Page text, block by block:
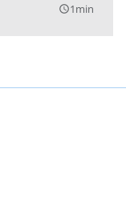
query_builder1min